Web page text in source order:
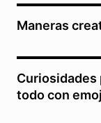
Maneras
Curiosidades
todo con